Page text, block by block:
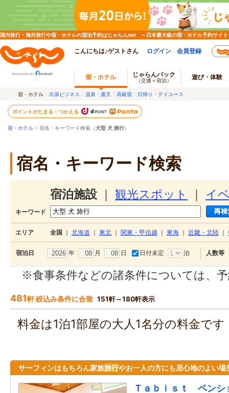
国内旅行・海外旅行や宿・ホテルの宿泊予約はじゃらんnet ～日本最大級の宿・ホテル予約サイト
こんにちは♪ゲストさん ログイン 会員登録
宿・ホテル じゃらんパック
（交通＋宿泊） 遊び・体験
宿・ホテル 出張ビジネス 温泉・露天 高級宿 日帰り・デイユース
ポイントがたまる・つかえる
宿・ホテル > 宿名・キーワード検索（大型 犬 旅行）
宿名・キーワード検索
宿泊施設 観光スポット イ
キーワード
エリア 全国 北海道 東北 関東・甲信越 東海 近畿・北陸
宿泊日 年 月 日 日付未定 泊 人数等
※食事条件などの諸条件については、
481軒 絞込み条件に合致 151軒～180軒表示
料金は1泊1部屋の大人1名分の料金で
サーフィンはもちろん家族旅行やお一人の方にも居心地のよい場
Ｔａｂｉｓｔ ペン